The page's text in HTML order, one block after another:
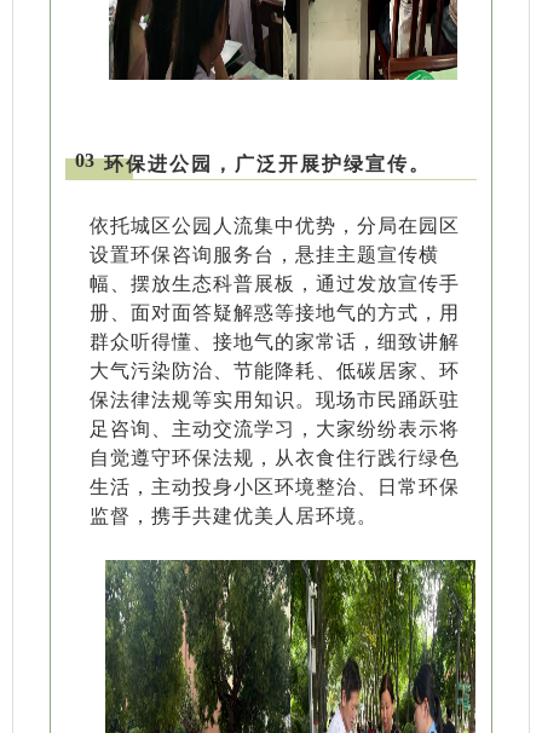
03 环保进公园，广泛开展护绿宣传。
依托城区公园人流集中优势，分局在园区
设置环保咨询服务台，悬挂主题宣传横
幅、摆放生态科普展板，通过发放宣传手
册、面对面答疑解惑等接地气的方式，用
群众听得懂、接地气的家常话，细致讲解
大气污染防治、节能降耗、低碳居家、环
保法律法规等实用知识。现场市民踊跃驻
足咨询、主动交流学习，大家纷纷表示将
自觉遵守环保法规，从衣食住行践行绿色
生活，主动投身小区环境整治、日常环保
监督，携手共建优美人居环境。